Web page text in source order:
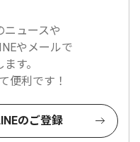
ニュースや
やメールで
す。
便利です！
のご登録